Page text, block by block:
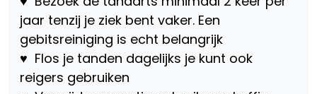
jaar tenzij je ziek bent vaker. Een
gebitsreiniging is echt belangrijk
♥ Flos je tanden dagelijks je kunt ook
reigers gebruiken